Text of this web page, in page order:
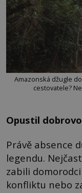
Amazonská džugle
cestovatele?
Opustil
Právě absence
legendu.
zabili
konfliktu nebo